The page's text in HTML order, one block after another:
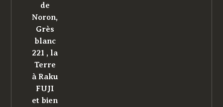
de
Noron,
Grès
blanc
221 , la
Terre
à Raku
FUJI
et bien